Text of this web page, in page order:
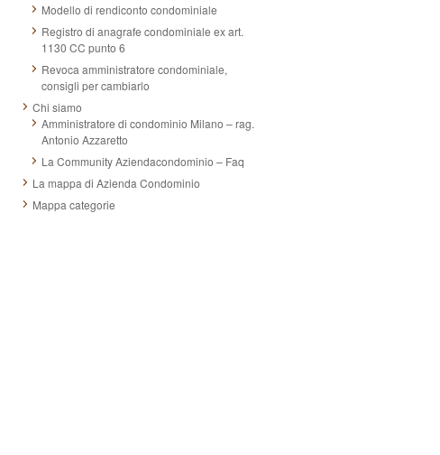
Modello di rendiconto condominiale
Registro di anagrafe condominiale ex art.
1130 CC punto 6
Revoca amministratore condominiale,
consigli per cambiarlo
Chi siamo
Amministratore di condominio Milano – rag.
Antonio Azzaretto
La Community Aziendacondominio – Faq
La mappa di Azienda Condominio
Mappa categorie